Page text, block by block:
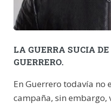
LA GUERRA SUCIA
GUERRERO.
En Guerrero todavía no
campaña, sin embargo,